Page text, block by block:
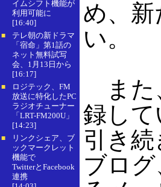
イムシフト機能が
利用可能に
[16:40]
■
テレ朝の新ドラマ
「宿命」第1話の
ネット無料試写
会、1月13日から
[16:17]
■
ロジテック、FM
放送に特化したPC
ラジオチューナー
「LRT-FM200U」
[14:23]
■
リンクシェア、ブ
ックマークレット
機能で
TwitterとFacebook
連携
め、
い。
また
録し
引き
ブロ